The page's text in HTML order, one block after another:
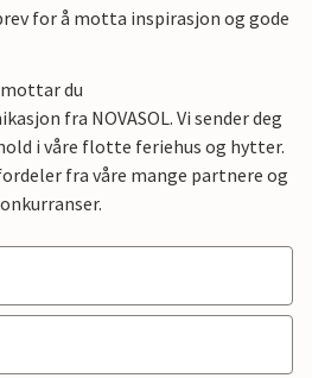
for å motta inspirasjon og gode
du
fra NOVASOL. Vi sender deg
i våre flotte feriehus og hytter.
fra våre mange partnere og